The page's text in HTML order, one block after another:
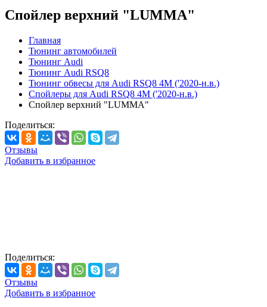
Спойлер верхний "LUMMA"
Главная
Тюнинг автомобилей
Тюнинг Audi
Тюнинг Audi RSQ8
Тюнинг обвесы для Audi RSQ8 4M ('2020-н.в.)
Спойлеры для Audi RSQ8 4M ('2020-н.в.)
Спойлер верхний "LUMMA"
Поделиться:
Отзывы
Добавить в избранное
Поделиться:
Отзывы
Добавить в избранное